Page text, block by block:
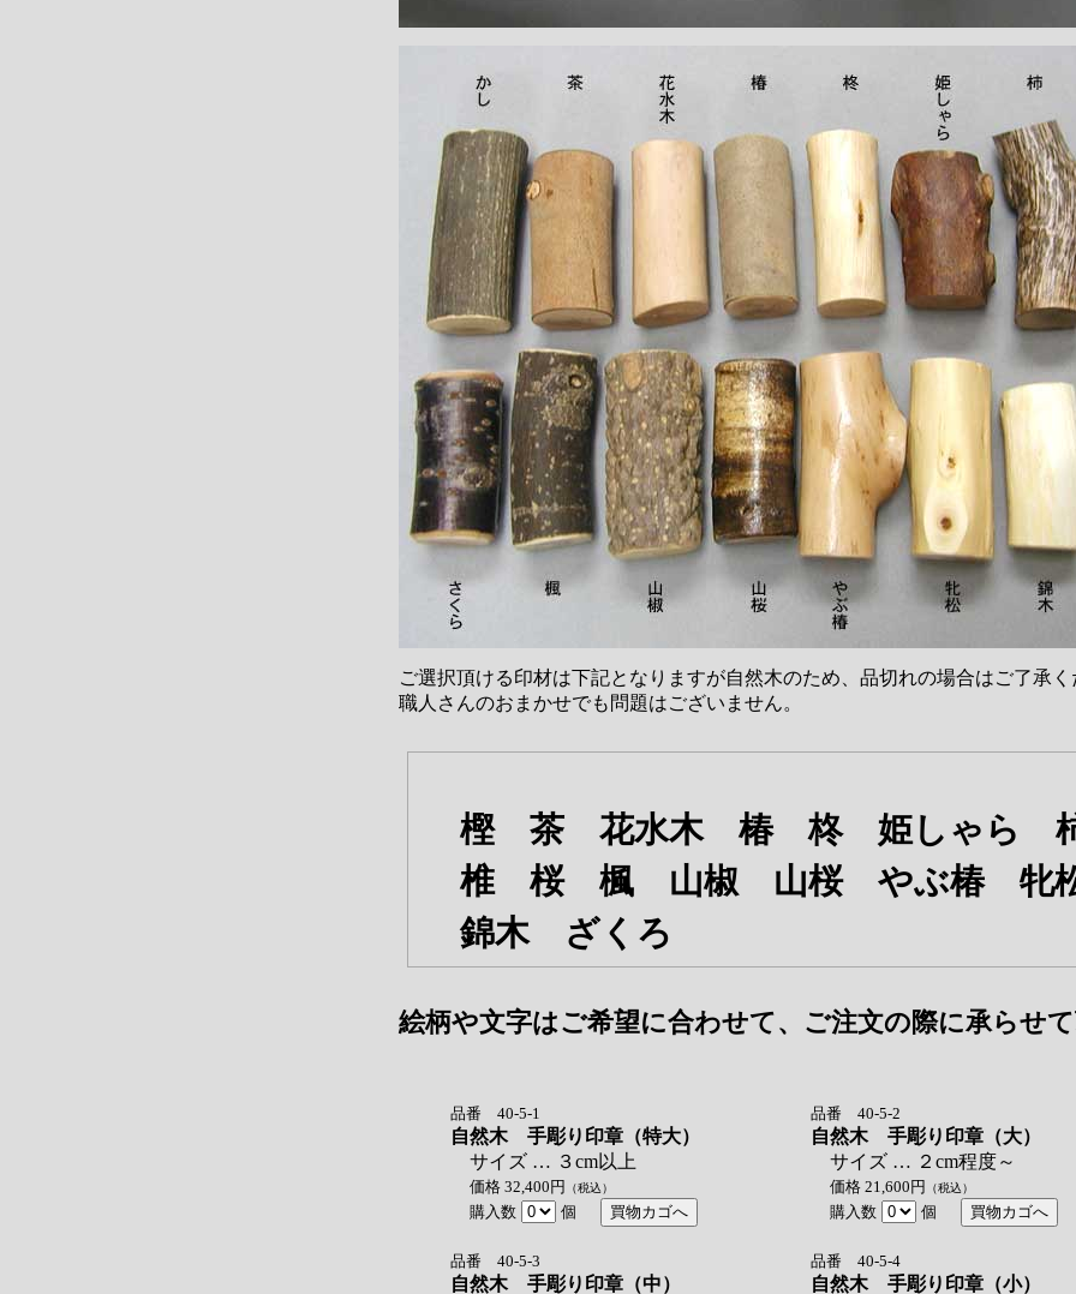
ご選択頂ける印材は下記となりますが自然木のため、品切れの場合はご了承
職人さんのおまかせでも問題はございません。
樫 茶 花水木 椿 柊 姫しゃら
椎 桜 楓 山椒 山桜 やぶ椿
錦木 ざくろ
絵柄や文字はご希望に合わせて、ご注文の際に承らせ
品番 40-5-1
自然木 手彫り印章（特大）
サイズ … ３cm以上
価格 32,400円 （税込）
購入数 個
品番 40-5-2
自然木 手彫り印章（大）
サイズ … ２cm程度～
価格 21,600円 （税込）
購入数 個
品番 40-5-3
自然木 手彫り印章（中）
品番 40-5-4
自然木 手彫り印章（小）